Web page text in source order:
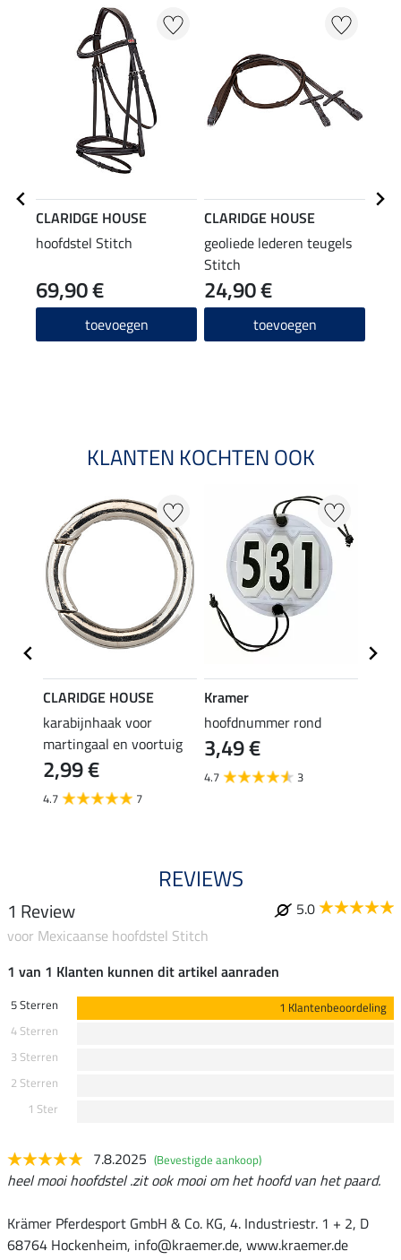
CLARIDGE HOUSE
hoofdstel Stitch
69,90 €
toevoegen
CLARIDGE HOUSE
geoliede lederen teugels
Stitch
24,90 €
toevoegen
KLANTEN KOCHTEN OOK
CLARIDGE HOUSE
karabijnhaak voor
martingaal en voortuig
2,99 €
4.7 7
Kramer
hoofdnummer rond
3,49 €
4.7 3
REVIEWS
1 Review
5.0
voor Mexicaanse hoofdstel Stitch
1 van 1 Klanten kunnen dit artikel aanraden
5 Sterren
1 Klantenbeoordeling
4 Sterren
3 Sterren
2 Sterren
1 Ster
7.8.2025 (Bevestigde aankoop)
heel mooi hoofdstel .zit ook mooi om het hoofd van het paard.
Krämer Pferdesport GmbH & Co. KG, 4. Industriestr. 1 + 2, D
68764 Hockenheim, info@kraemer.de, www.kraemer.de